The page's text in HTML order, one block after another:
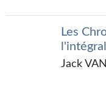
Étoiles vives
Yellow Submarine
Les
Jack